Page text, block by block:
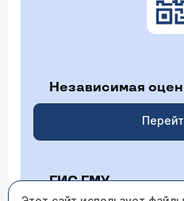
Независимая
ГИС ГМУ